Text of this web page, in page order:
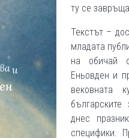
ту се
Текстът –
младата
на обичай
Еньовден и
вековната
днес
специфики.